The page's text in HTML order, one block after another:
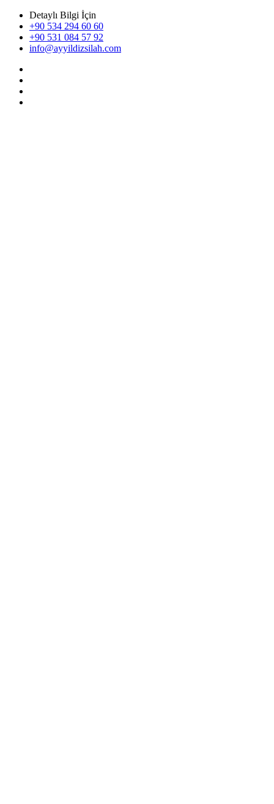
Detaylı Bilgi İçin
+90 534 294 60 60
+90 531 084 57 92
info@ayyildizsilah.com